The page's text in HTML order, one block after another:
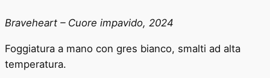
Braveheart – Cuore impavido, 2024
Foggiatura a mano con gres bianco, smalti ad alta
temperatura.